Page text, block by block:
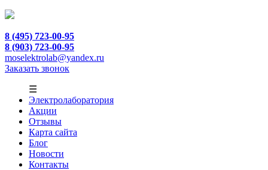
8 (495) 723-00-95
8 (903) 723-00-95
moselektrolab@yandex.ru
Заказать звонок
☰
Электролаборатория
Акции
Отзывы
Карта сайта
Блог
Новости
Контакты